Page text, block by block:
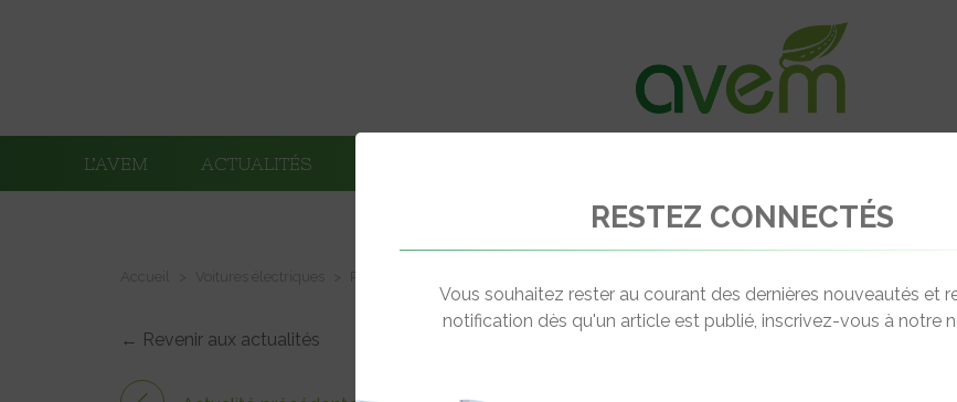
L’AVEM ACTUALITÉS
← Revenir aux actualités
RESTEZ CONNECTÉS
Vous souhaitez rester au courant des dernières nouveautés et
notification dès qu'un article est publié, inscrivez-vous à notre